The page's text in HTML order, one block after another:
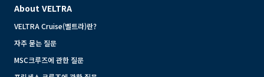
About VELTRA
VELTRA Cruise(벨트라)란?
자주 묻는 질문
MSC크루즈에 관한 질문